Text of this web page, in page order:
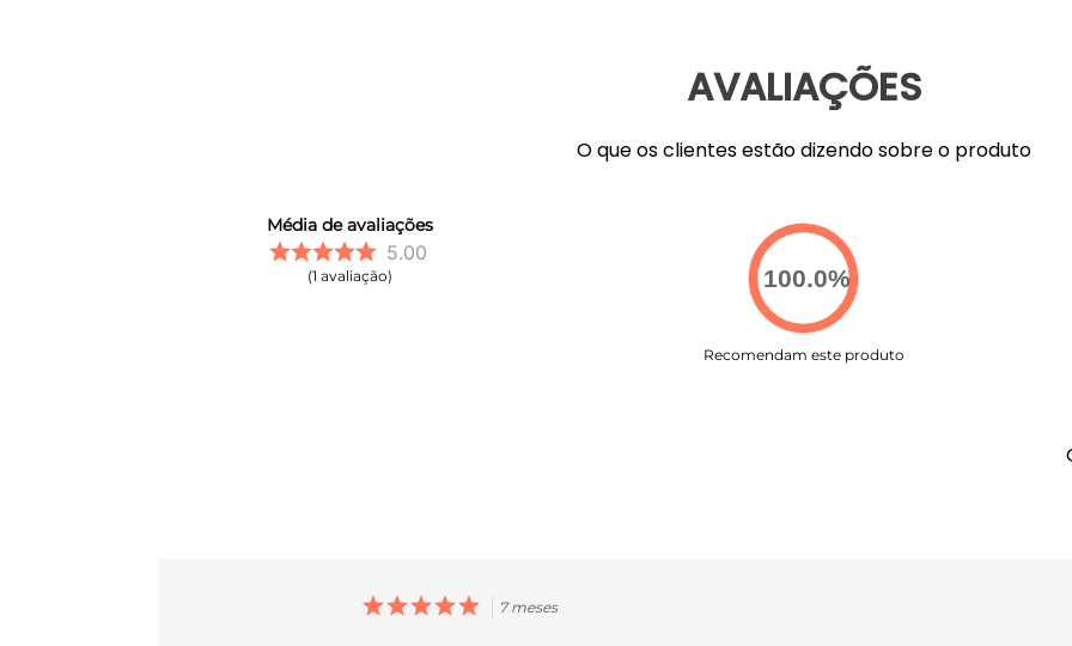
AVALIAÇÕES
O que os clientes estão dizendo sobre o produto
Média de avaliações
5.00
1 avaliação 100.0%
Recomendam este produto
7 meses